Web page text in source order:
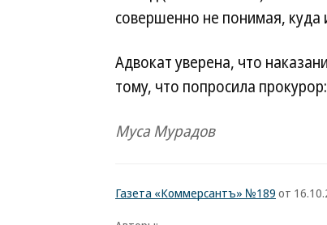
совершенно не понимая,
Адвокат уверена, что
тому, что попросила
Муса Мурадов
Газета «Коммерсантъ» №189 от